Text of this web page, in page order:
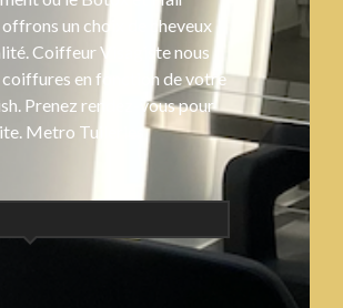
un choix de cheveux
Coiffeur Visagiste nous
coiffures en fonction de votre
Prenez rendez-vous pour
Metro Tuileries